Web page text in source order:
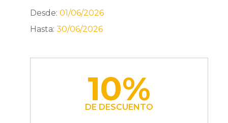
Desde:01/06/2026
Hasta:30/06/2026
10%
DE DESCUENTO